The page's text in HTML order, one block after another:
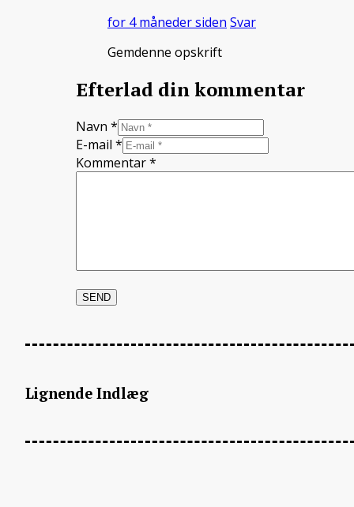
for 4 måneder siden Svar
Gemdenne opskrift
Efterlad din kommentar
Navn *
E-mail *
Kommentar*
Lignende Indlæg